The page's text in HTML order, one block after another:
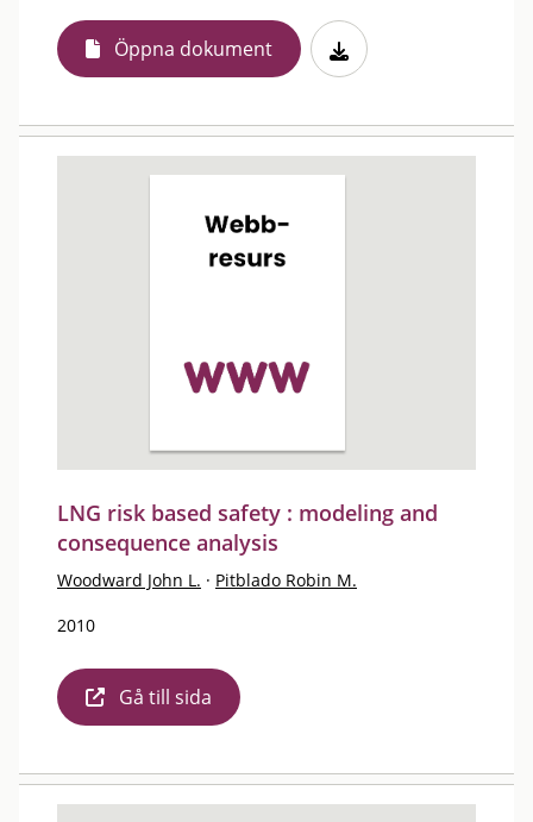
Öppna dokument
LNG risk based safety : modeling and
consequence analysis
Woodward John L. · Pitblado Robin M.
2010
Gå till sida